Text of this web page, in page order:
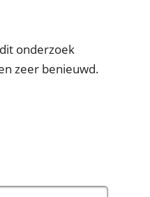
onderzoek
zeer benieuwd.